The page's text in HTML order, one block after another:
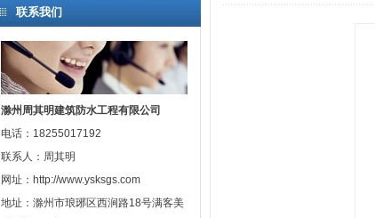
联系我们
滁州周其明建筑防水工程有限公司
电话：18255017192
联系人：周其明
网址：http://www.ysksgs.com
地址：滁州市琅琊区西涧路18号满客美